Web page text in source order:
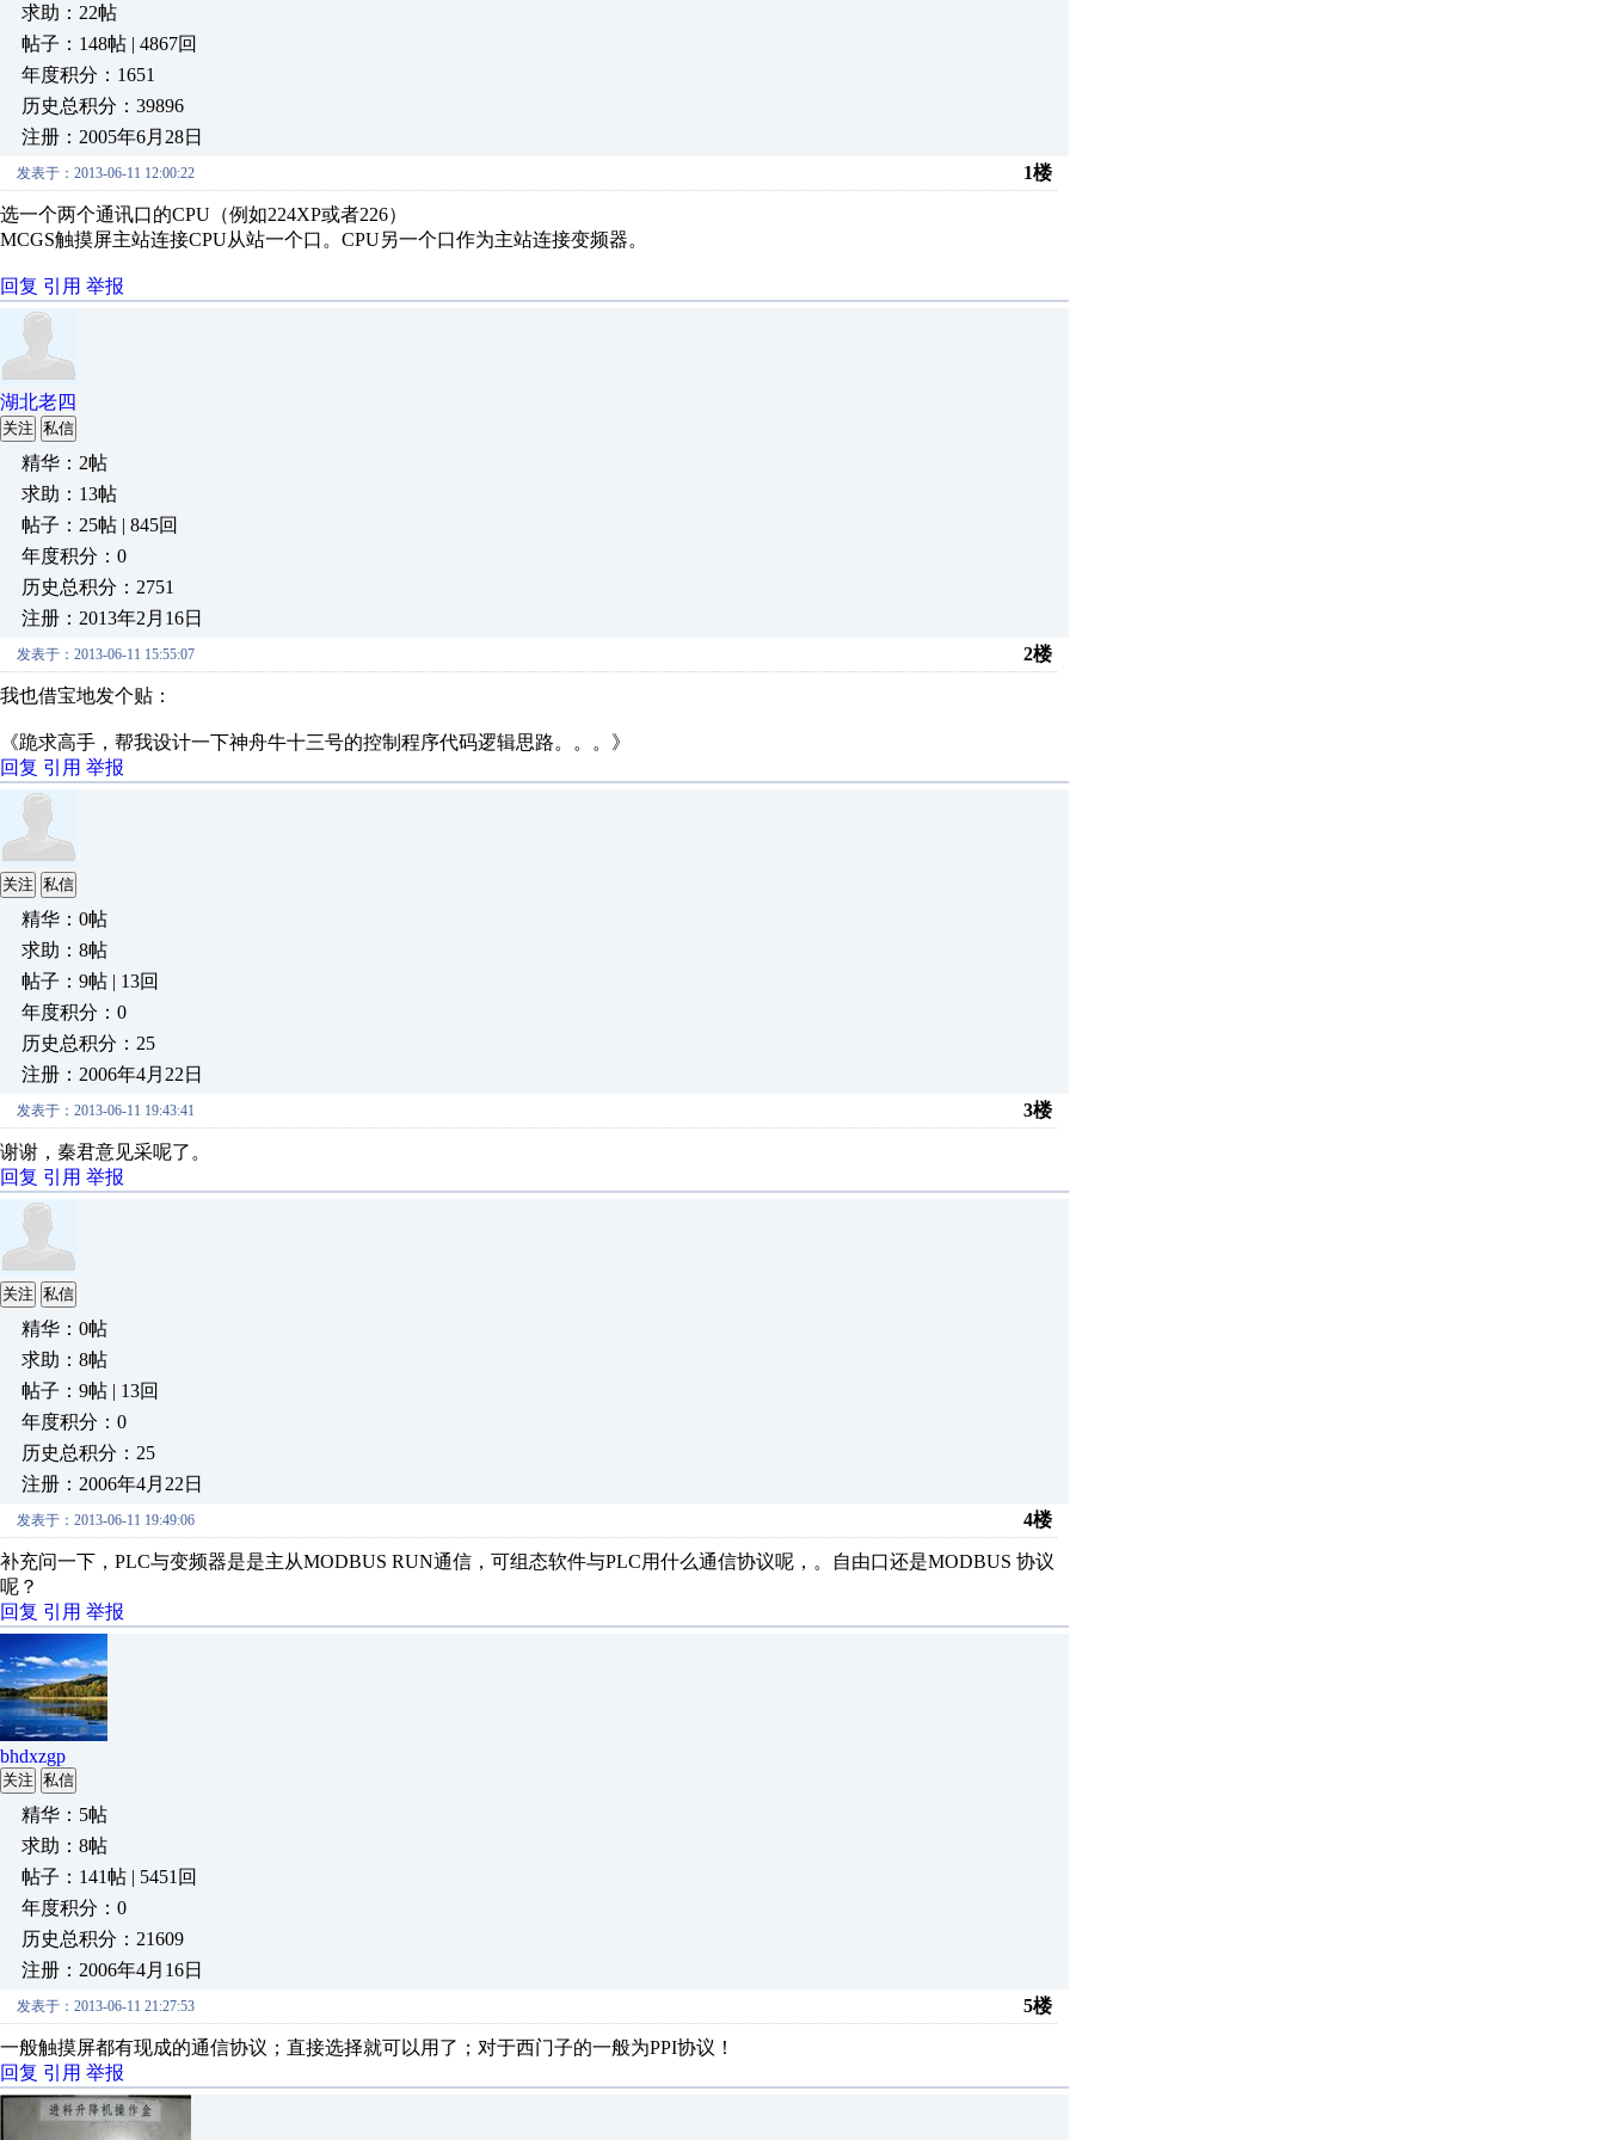
求助：22帖
帖子：148帖 | 4867回
年度积分：1651
历史总积分：39896
注册：2005年6月28日
发表于：2013-06-11 12:00:22 1楼
选一个两个通讯口的CPU（例如224XP或者226）
MCGS触摸屏主站连接CPU从站一个口。CPU另一个口作为主站连接变频器。
回复 引用 举报
湖北老四
关注 私信
精华：2帖
求助：13帖
帖子：25帖 | 845回
年度积分：0
历史总积分：2751
注册：2013年2月16日
发表于：2013-06-11 15:55:07 2楼
我也借宝地发个贴：
《跪求高手，帮我设计一下神舟牛十三号的控制程序代码逻辑思路。。。》
回复 引用 举报
关注 私信
精华：0帖
求助：8帖
帖子：9帖 | 13回
年度积分：0
历史总积分：25
注册：2006年4月22日
发表于：2013-06-11 19:43:41 3楼
谢谢，秦君意见采呢了。
回复 引用 举报
关注 私信
精华：0帖
求助：8帖
帖子：9帖 | 13回
年度积分：0
历史总积分：25
注册：2006年4月22日
发表于：2013-06-11 19:49:06 4楼
补充问一下，PLC与变频器是是主从MODBUS RUN通信，可组态软件与PLC用什么通信协议呢，。自由口还是MODBUS 协议
呢？
回复 引用 举报
bhdxzgp
关注 私信
精华：5帖
求助：8帖
帖子：141帖 | 5451回
年度积分：0
历史总积分：21609
注册：2006年4月16日
发表于：2013-06-11 21:27:53 5楼
一般触摸屏都有现成的通信协议；直接选择就可以用了；对于西门子的一般为PPI协议！
回复 引用 举报